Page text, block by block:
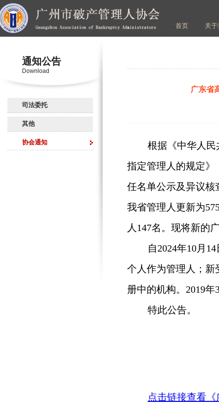
首页 关
通知公告
Download
司法委托
其他
协会通知
广东省
根据《中华人
指定管理人的规定》
任名单公示及异议核
我省管理人更新为
人147名。现将新的
自2024年10月
个人作为管理人；新
册中的机构。2019
特此公告。
点击链接查看